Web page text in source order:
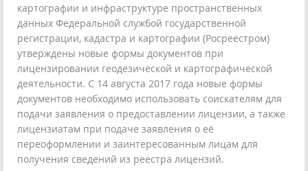
картографии и инфраструктуре пространственных
данных Федеральной службой государственной
регистрации, кадастра и картографии (Росреестром)
утверждены новые формы документов при
лицензировании геодезической и картографической
деятельности. С 14 августа 2017 года новые формы
документов необходимо использовать соискателям для
подачи заявления о предоставлении лицензии, а также
лицензиатам при подаче заявления о её
переоформлении и заинтересованным лицам для
получения сведений из реестра лицензий.